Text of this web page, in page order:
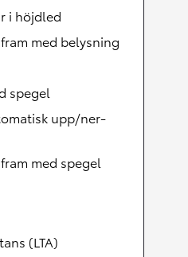
i höjdled
med belysning
spegel
upp/ner-
med spegel
(LTA)